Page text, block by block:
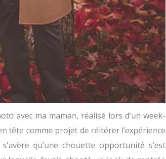
avec ma maman, réalisé lors d’un week-
tête comme projet de réitérer l’expérience
qu’une chouette opportunité s’est